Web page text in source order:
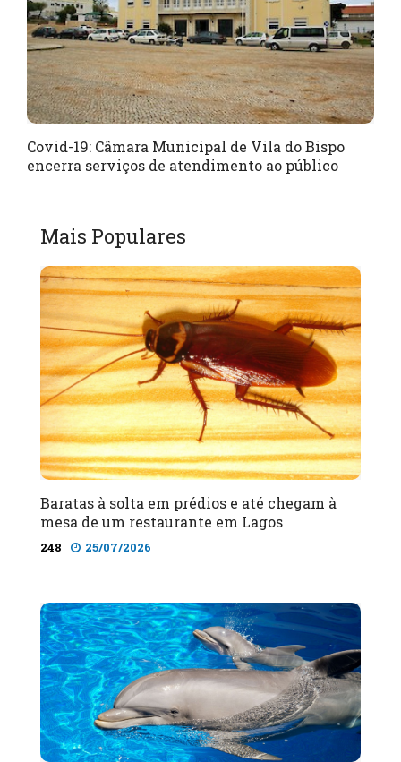
Covid-19: Câmara Municipal de Vila do Bispo
encerra serviços de atendimento ao público
Mais Populares
Baratas à solta em prédios e até chegam à
mesa de um restaurante em Lagos
248 25/07/2026